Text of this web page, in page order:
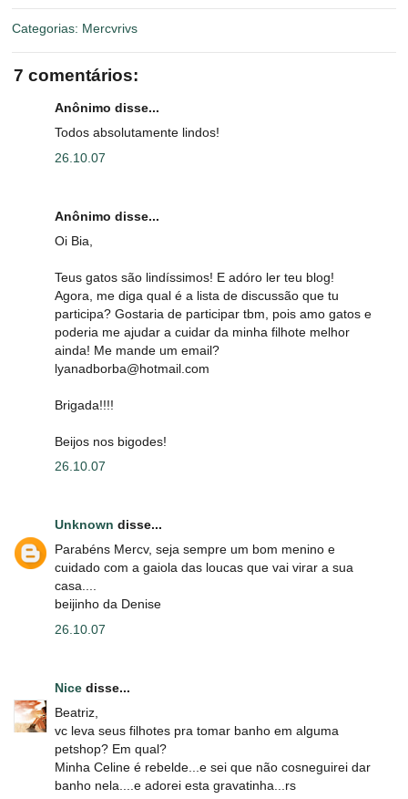
Categorias: Mercvrivs
7 comentários:
Anônimo disse...
Todos absolutamente lindos!
26.10.07
Anônimo disse...
Oi Bia,
Teus gatos são lindíssimos! E adóro ler teu blog!
Agora, me diga qual é a lista de discussão que tu
participa? Gostaria de participar tbm, pois amo gatos e
poderia me ajudar a cuidar da minha filhote melhor
ainda! Me mande um email?
lyanadborba@hotmail.com
Brigada!!!!
Beijos nos bigodes!
26.10.07
Unknown disse...
Parabéns Mercv, seja sempre um bom menino e
cuidado com a gaiola das loucas que vai virar a sua
casa....
beijinho da Denise
26.10.07
Nice disse...
Beatriz,
vc leva seus filhotes pra tomar banho em alguma
petshop? Em qual?
Minha Celine é rebelde...e sei que não cosneguirei dar
banho nela....e adorei esta gravatinha...rs